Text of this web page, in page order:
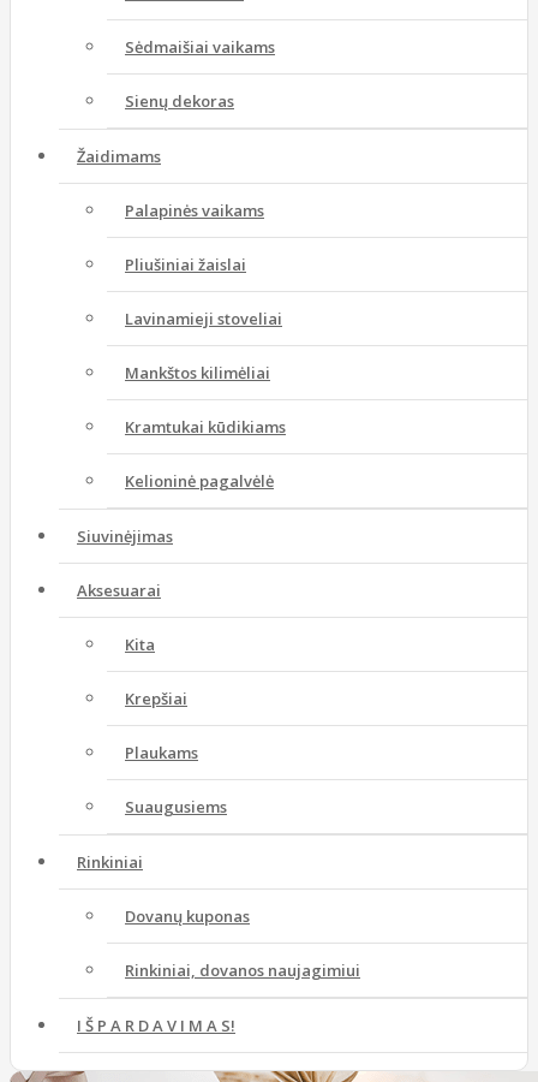
Sėdmaišiai vaikams
Sienų dekoras
Žaidimams
Palapinės vaikams
Pliušiniai žaislai
Lavinamieji stoveliai
Mankštos kilimėliai
Kramtukai kūdikiams
Kelioninė pagalvėlė
Siuvinėjimas
Aksesuarai
Kita
Krepšiai
Plaukams
Suaugusiems
Rinkiniai
Dovanų kuponas
Rinkiniai, dovanos naujagimiui
I Š P A R D A V I M A S!